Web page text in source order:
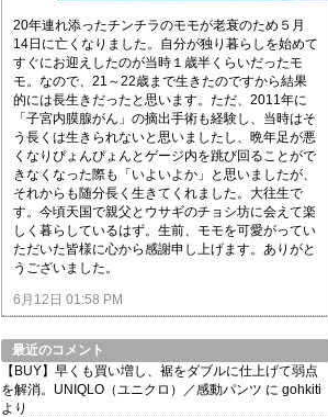
20年連れ添ったチンチラのモモが老衰のため５月
14日に亡くなりました。自分が独り暮らしを始めて
すぐにお迎えしたのが当時１歳半くらいだったモ
モ。なので、21～22歳まで生きたのですから結果
的には長生きだったと思います。ただ、2011年に
「子宮内膜腺がん」の摘出手術も経験し、当時はそ
う長くは生きられないと思いましたし、晩年足が悪
くなりぴょんぴょんとゲージ内を跳び回ることがで
きなくなった際も「いよいよか」と思いましたが、
それからも随分長く生きてくれました。大往生で
す。今頃天国で親父とウサギのチョシ坊に会えて楽
しく暮らしているはず。生前、モモを可愛がってい
ただいた皆様に心から感謝申し上げます。ありがと
うございました。
6月12日 01:58 PM
最近のコメント
【BUY】早くも買い増し、裾をダブルに仕上げて弱点
を解消。UNIQLO（ユニクロ）／感動パンツ に gohkiti
より